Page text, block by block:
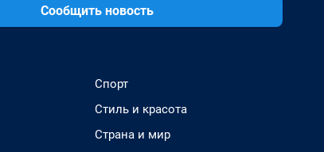
Сообщить новость
Спорт
Стиль и красота
Страна и мир